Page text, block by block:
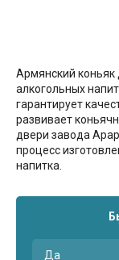
Армянский коньяк
алкогольных
гарантирует
развивает
двери завода
процесс
напитка.
Да